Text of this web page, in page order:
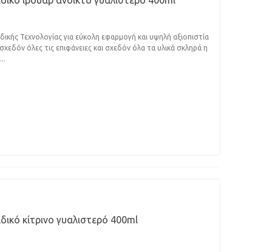
Τεχνολογίας για εύκολη εφαρμογή και υψηλή αξιοπιστία
όλες τις επιφάνειες και σχεδόν όλα τα υλικά σκληρά η
κίτρινο γυαλιστερό 400ml